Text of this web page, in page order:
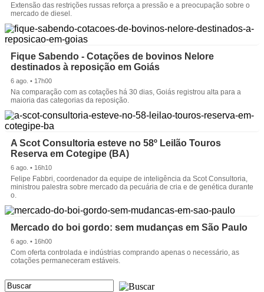
Extensão das restrições russas reforça a pressão e a preocupação sobre o
mercado de diesel.
Fique Sabendo - Cotações de bovinos Nelore
destinados à reposição em Goiás
6 ago. • 17h00
Na comparação com as cotações há 30 dias, Goiás registrou alta para a
maioria das categorias da reposição.
A Scot Consultoria esteve no 58º Leilão Touros
Reserva em Cotegipe (BA)
6 ago. • 16h10
Felipe Fabbri, coordenador da equipe de inteligência da Scot Consultoria,
ministrou palestra sobre mercado da pecuária de cria e de genética durante
o.
Mercado do boi gordo: sem mudanças em São Paulo
6 ago. • 16h00
Com oferta controlada e indústrias comprando apenas o necessário, as
cotações permaneceram estáveis.